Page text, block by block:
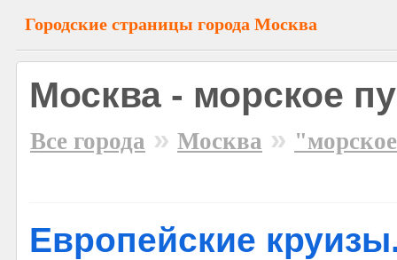
Городские страницы города Москва
Москва - морское
Все города » Москва »
Европейские